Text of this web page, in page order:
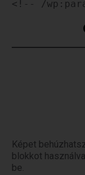
<!-- /
Képet
blokkot
be.